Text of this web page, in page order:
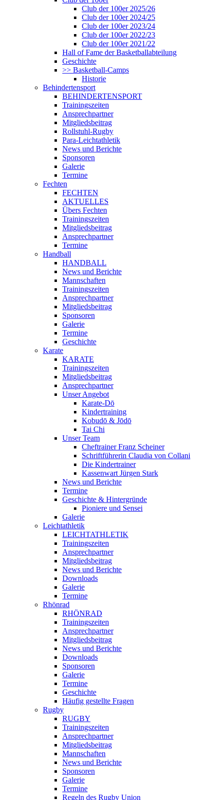
Club der 100er 2025/26
Club der 100er 2024/25
Club der 100er 2023/24
Club der 100er 2022/23
Club der 100er 2021/22
Hall of Fame der Basketballabteilung
Geschichte
>> Basketball-Camps
Historie
Behindertensport
BEHINDERTENSPORT
Trainingszeiten
Ansprechpartner
Mitgliedsbeitrag
Rollstuhl-Rugby
Para-Leichtathletik
News und Berichte
Sponsoren
Galerie
Termine
Fechten
FECHTEN
AKTUELLES
Übers Fechten
Trainingszeiten
Mitgliedsbeitrag
Ansprechpartner
Termine
Handball
HANDBALL
News und Berichte
Mannschaften
Trainingszeiten
Ansprechpartner
Mitgliedsbeitrag
Sponsoren
Galerie
Termine
Geschichte
Karate
KARATE
Trainingszeiten
Mitgliedsbeitrag
Ansprechpartner
Unser Angebot
Karate-Dō
Kindertraining
Kobudō & Jōdō
Tai Chi
Unser Team
Cheftrainer Franz Scheiner
Schriftführerin Claudia von Collani
Die Kindertrainer
Kassenwart Jürgen Stark
News und Berichte
Termine
Geschichte & Hintergründe
Pioniere und Sensei
Galerie
Leichtathletik
LEICHTATHLETIK
Trainingszeiten
Ansprechpartner
Mitgliedsbeitrag
News und Berichte
Downloads
Galerie
Termine
Rhönrad
RHÖNRAD
Trainingszeiten
Ansprechpartner
Mitgliedsbeitrag
News und Berichte
Downloads
Sponsoren
Galerie
Termine
Geschichte
Häufig gestellte Fragen
Rugby
RUGBY
Trainingszeiten
Ansprechpartner
Mitgliedsbeitrag
Mannschaften
News und Berichte
Sponsoren
Galerie
Termine
Regeln des Rugby Union